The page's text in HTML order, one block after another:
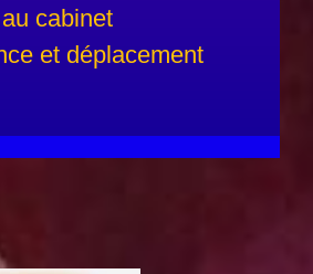
cabinet
et déplacement